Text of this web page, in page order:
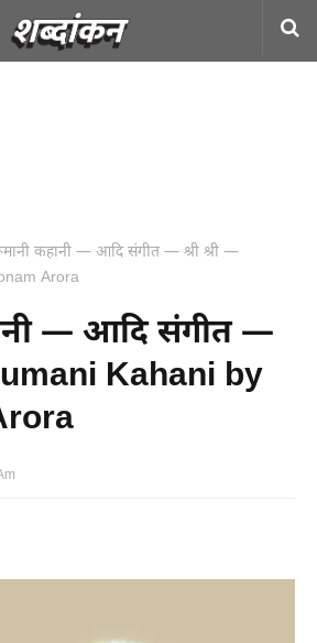
कहानी — आदि संगीत — श्री श्री —
Arora
— आदि संगीत —
Kahani by